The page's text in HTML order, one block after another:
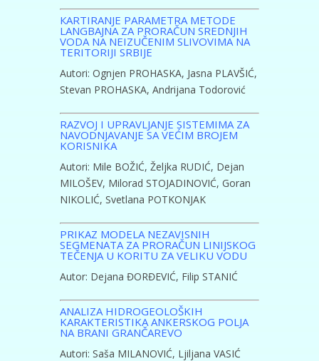
КARTIRANJE PARAMETRA METODE
LANGBAJNA ZA PRORAČUN SREDNJIH
VODA NA NEIZUČENIM SLIVOVIMA NA
TERITORIJI SRBIJE
Autori: Ognjen PROHASKA, Jasna PLAVŠIĆ,
Stevan PROHASKA, Andrijana Todorović
RAZVOJ I UPRAVLJANJE SISTEMIMA ZA
NAVODNJAVANJE SA VEĆIM BROJEM
KORISNIKA
Autori: Mile BOŽIĆ, Željka RUDIĆ, Dejan
MILOŠEV, Milorad STOJADINOVIĆ, Goran
NIKOLIĆ, Svetlana POTKONJAK
PRIKAZ MODELA NEZAVISNIH
SEGMENATA ZA PRORAČUN LINIJSKOG
TEČENJA U KORITU ZA VELIKU VODU
Autor: Dejana ĐORĐEVIĆ, Filip STANIĆ
ANALIZA HIDROGEOLOŠKIH
KARAKTERISTIKA ANKERSKOG POLJA
NA BRANI GRANČAREVO
Autori: Saša MILANOVIĆ, Ljiljana VASIĆ